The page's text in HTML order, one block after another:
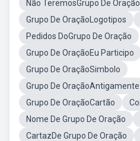
Não TeremosGrupo De Oração
Grupo De OraçãoLogotipos
Pedidos DoGrupo De Oração
Grupo De OraçãoEu Participo
Grupo De OraçãoSimbolo
Grupo De OraçãoAntigamente
Grupo De OraçãoCartão
Nome De Grupo De Oração
CartazDe Grupo De Oração